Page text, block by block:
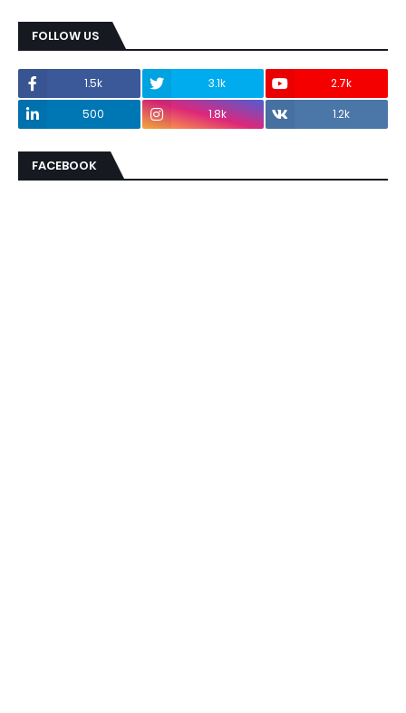
FOLLOW US
1.5k 3.1k
2.7k
500
1.8k 1.2k
FACEBOOK